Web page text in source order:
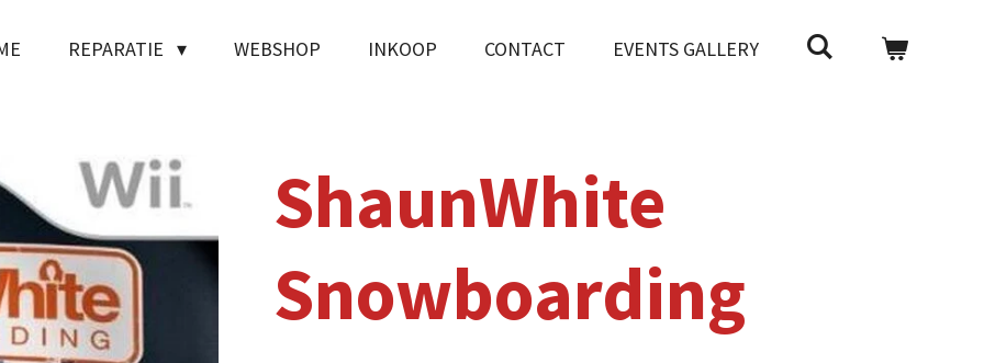
REPARATIE WEBSHOP INKOOP CONTACT EVENTS GALLERY
ShaunWhite
Snowboarding